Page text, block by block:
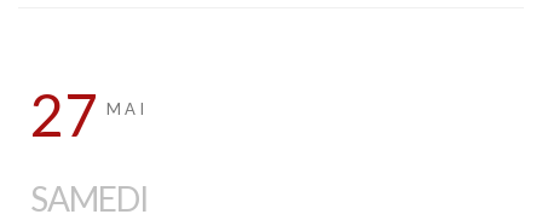
27 MAI
SAMEDI